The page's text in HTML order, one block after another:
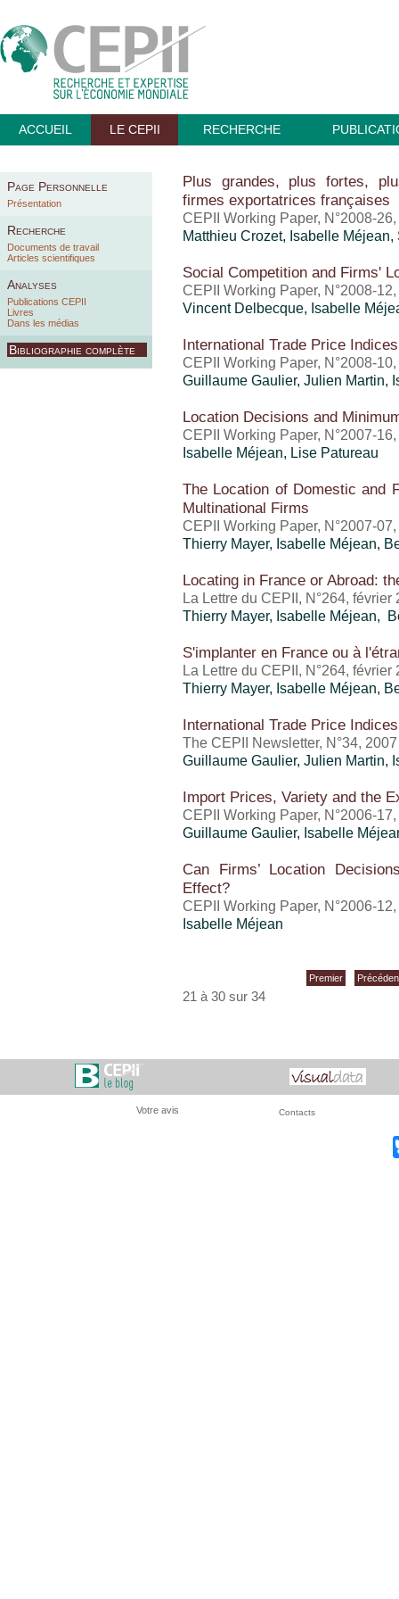
ACCUEIL LE CEPII RECHERCHE
Page Personnelle
Présentation
Recherche
Documents de travail
Articles scientifiques
Analyses
Publications CEPII
Livres
Dans les médias
Bibliographie complète
Plus grandes, plus fortes,
firmes exportatrices françaises
CEPII Working Paper, N°2008-
Matthieu Crozet, Isabelle Méjean,
Social Competition and Firms'
CEPII Working Paper, N°2008-
Vincent Delbecque, Isabelle
International Trade Price Indices
CEPII Working Paper, N°2008-
Guillaume Gaulier, Julien Martin,
Location Decisions and
CEPII Working Paper, N°2007-
Isabelle Méjean, Lise Patureau
The Location of Domestic and
Multinational Firms
CEPII Working Paper, N°2007-
Thierry Mayer, Isabelle Méjean,
Locating in France or Abroad:
La Lettre du CEPII, N°264, février
Thierry Mayer, Isabelle Méjean,
S'implanter en France ou à
La Lettre du CEPII, N°264, février
Thierry Mayer, Isabelle Méjean,
International Trade Price Indices
The CEPII Newsletter, N°34, 2007
Guillaume Gaulier, Julien Martin,
Import Prices, Variety and the
CEPII Working Paper, N°2006-
Guillaume Gaulier, Isabelle
Can Firms’ Location
Effect?
CEPII Working Paper, N°2006-
Isabelle Méjean
Premier
21 à 30 sur 34
Votre avis Contacts